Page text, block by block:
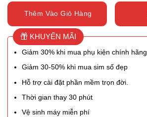
Thêm Vào Giỏ Hàng
KHUYẾN MÃI
Giảm 30% khi mua phụ kiện chính hãng
Giảm 30-50% khi mua sim số đẹp
Hỗ trợ cài đặt phần mềm trọn đời.
Thời gian thay 30 phút
Vệ sinh máy miễn phí